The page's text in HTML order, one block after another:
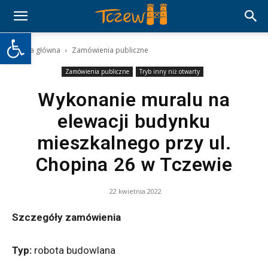
Otwórz pasek narzędzi
Strona główna Zamówienia publiczne
Zamówienia publiczne Tryb inny niż otwarty
Wykonanie muralu na
elewacji budynku
mieszkalnego przy ul.
Chopina 26 w Tczewie
22 kwietnia 2022
Szczegóły zamówienia
Typ: robota budowlana